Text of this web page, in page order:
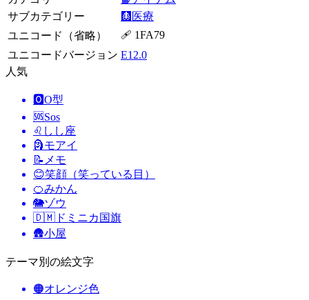
サブカテゴリー
🩻医療
ユニコード（省略）
🩹 1FA79
ユニコードバージョン E12.0
人気
🅾️O型
🆘Sos
♌ しし座
🗿モアイ
📝 メモ
😊笑顔（笑っている目）
🍊みかん
🐘ゾウ
🇩🇲 ドミニカ国旗
🛖小屋
テーマ別の絵文字
🟠オレンジ色